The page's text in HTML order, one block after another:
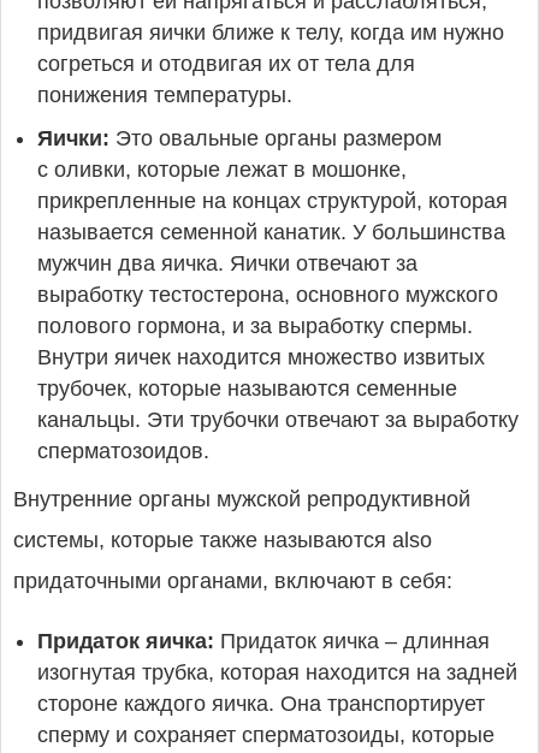
придвигая яички ближе к телу, когда им нужно
согреться и отодвигая их от тела для
понижения температуры.
Яички: Это овальные органы размером
с оливки, которые лежат в мошонке,
прикрепленные на концах структурой, которая
называется семенной канатик. У большинства
мужчин два яичка. Яички отвечают за
выработку тестостерона, основного мужского
полового гормона, и за выработку спермы.
Внутри яичек находится множество извитых
трубочек, которые называются семенные
канальцы. Эти трубочки отвечают за выработку
сперматозоидов.
Внутренние органы мужской репродуктивной
системы, которые также называются also
придаточными органами, включают в себя:
Придаток яичка: Придаток яичка – длинная
изогнутая трубка, которая находится на задней
стороне каждого яичка. Она транспортирует
сперму и сохраняет сперматозоиды, которые